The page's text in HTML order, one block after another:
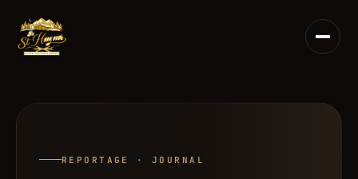
REPORTAGE · JOURNAL